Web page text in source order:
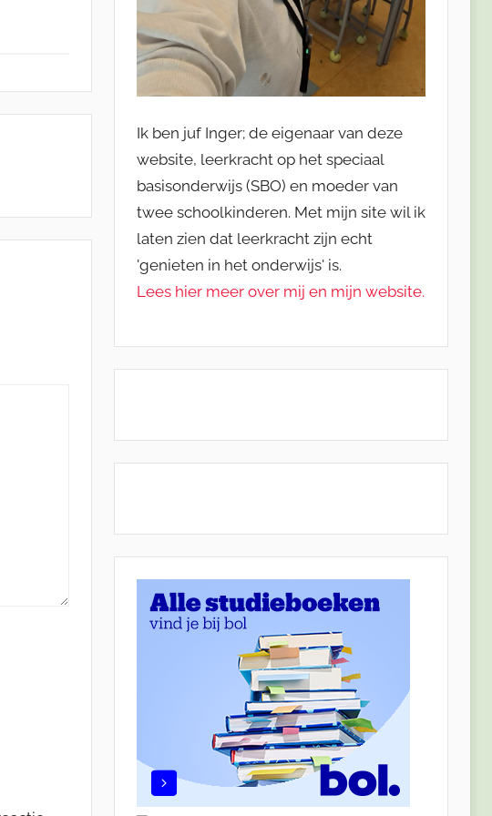
Ik ben juf Inger; de eigenaar van deze
website, leerkracht op het speciaal
basisonderwijs (SBO) en moeder van
twee schoolkinderen. Met mijn site wil ik
laten zien dat leerkracht zijn echt
'genieten in het onderwijs' is.
Lees hier meer over mij en mijn website.